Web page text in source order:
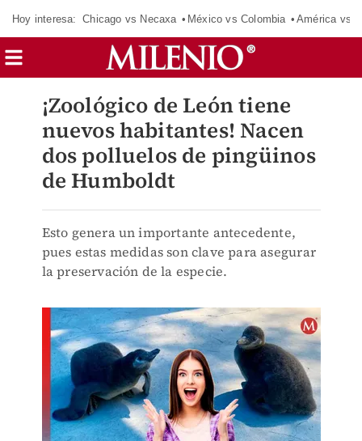
Hoy interesa: Chicago vs Necaxa México vs Colombia América vs
¡Zoológico de León tiene
nuevos habitantes! Nacen
dos polluelos de pingüinos
de Humboldt
Esto genera un importante antecedente,
pues estas medidas son clave para asegurar
la preservación de la especie.